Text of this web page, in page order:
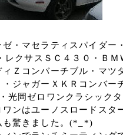
・マセラティスパイダー
クサスＳＣ４３０・ＢＭ
Ｚコンバーチブル・マツ
ジャガーＸＫＲコンバー
光岡ゼロワンクラシック
ンはユーノスロードスタ
も驚きました。(*_*)